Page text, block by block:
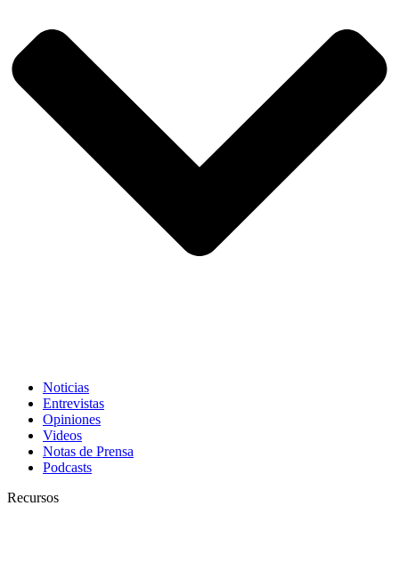
Noticias
Entrevistas
Opiniones
Videos
Notas de Prensa
Podcasts
Recursos